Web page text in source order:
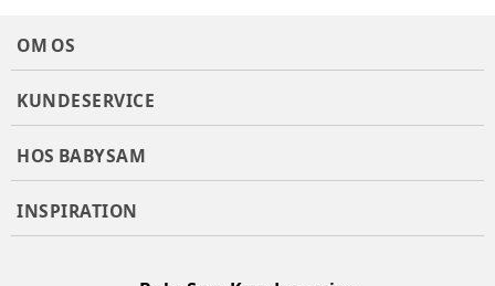
OM OS
KUNDESERVICE
HOS BABYSAM
INSPIRATION